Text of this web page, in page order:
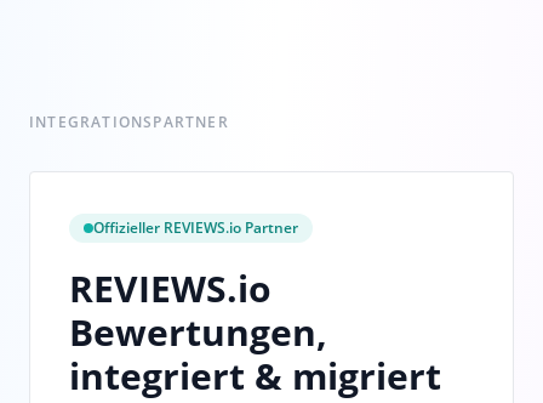
INTEGRATIONSPARTNER
Offizieller REVIEWS.io Partner
REVIEWS.io
Bewertungen,
integriert & migriert